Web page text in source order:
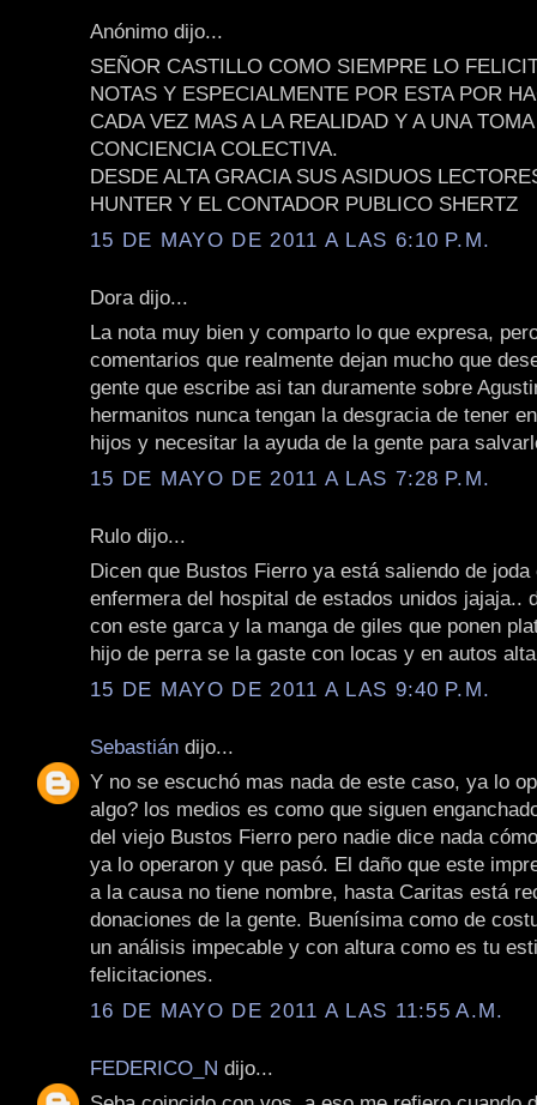
Anónimo dijo...
SEÑOR CASTILLO COMO SIEMPRE LO
NOTAS Y ESPECIALMENTE POR ESTA POR
CADA VEZ MAS A LA REALIDAD Y A UNA
CONCIENCIA COLECTIVA.
DESDE ALTA GRACIA SUS ASIDUOS
HUNTER Y EL CONTADOR PUBLICO SHERTZ
15 DE MAYO DE 2011 A LAS 6:10 P.M.
Dora dijo...
La nota muy bien y comparto lo que expresa,
comentarios que realmente dejan mucho que
gente que escribe asi tan duramente sobre
hermanitos nunca tengan la desgracia de tener
hijos y necesitar la ayuda de la gente para
15 DE MAYO DE 2011 A LAS 7:28 P.M.
Rulo dijo...
Dicen que Bustos Fierro ya está saliendo de joda
enfermera del hospital de estados unidos jajaja..
con este garca y la manga de giles que ponen
hijo de perra se la gaste con locas y en autos
15 DE MAYO DE 2011 A LAS 9:40 P.M.
Sebastián dijo...
Y no se escuchó mas nada de este caso, ya lo
algo? los medios es como que siguen
del viejo Bustos Fierro pero nadie dice nada
ya lo operaron y que pasó. El daño que este
a la causa no tiene nombre, hasta Caritas está
donaciones de la gente. Buenísima como de
un análisis impecable y con altura como es tu
felicitaciones.
16 DE MAYO DE 2011 A LAS 11:55 A.M.
FEDERICO_N dijo...